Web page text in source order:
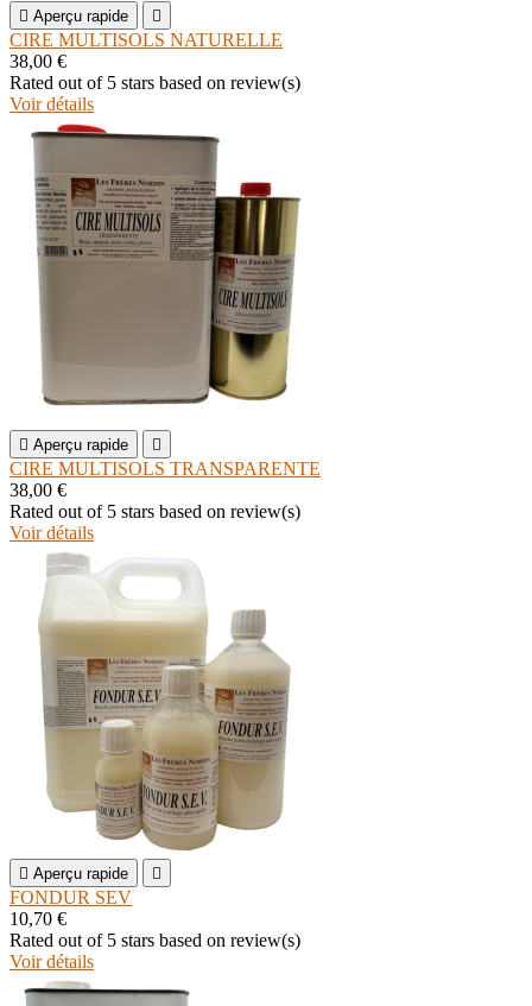
 Aperçu rapide 
CIRE MULTISOLS NATURELLE
38,00 €
Rated out of 5 stars based on review(s)
Voir détails
 Aperçu rapide 
CIRE MULTISOLS TRANSPARENTE
38,00 €
Rated out of 5 stars based on review(s)
Voir détails
 Aperçu rapide 
FONDUR SEV
10,70 €
Rated out of 5 stars based on review(s)
Voir détails